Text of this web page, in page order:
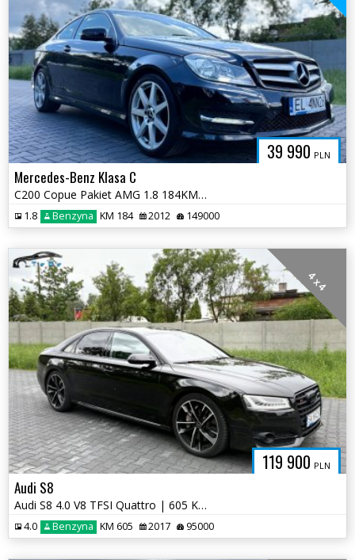
39 990 PLN
Mercedes-Benz Klasa C
C200 Copue Pakiet AMG 1.8 184KM Pełna Dok. Serwis ASO 2 kluczyki
1.8 Benzyna KM 184 2012 149000
119 900 PLN
4 x 4
Audi S8
Audi S8 4.0 V8 TFSI Quattro | 605 KM | Europejska Specyfikacja | 2017
4.0 Benzyna KM 605 2017 95000